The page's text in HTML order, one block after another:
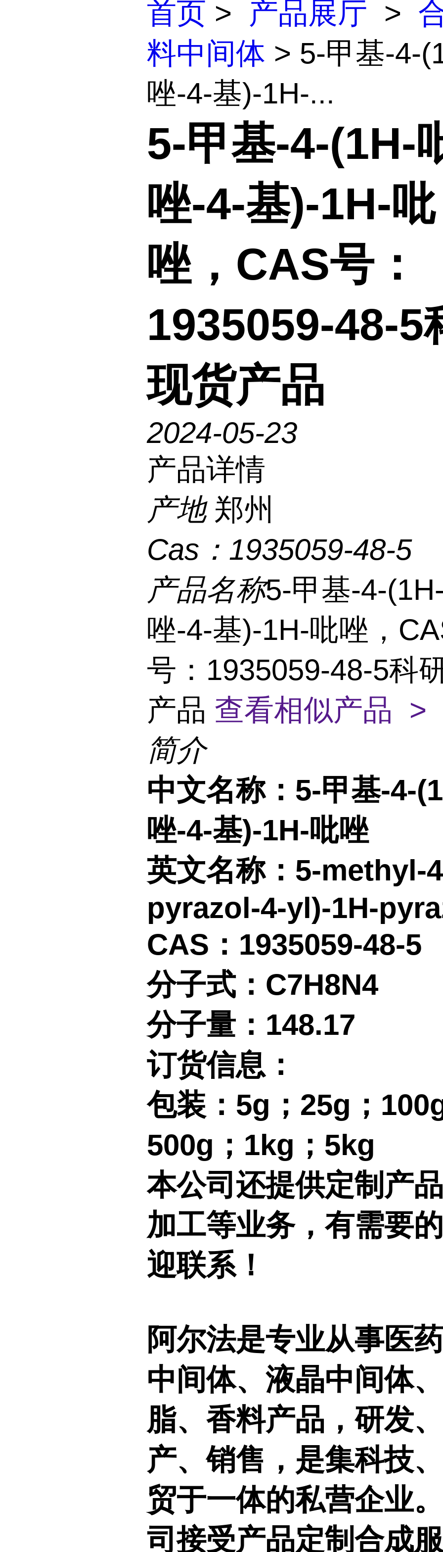
首页 > 产品展厅 >
料中间体 > 5-甲基-4-
唑-4-基)-1H-...
5-甲基-4-(1H-
唑-4-基)-1H-吡
唑，CAS号：
1935059-48-5
现货产品
2024-05-23
产品详情
产地 郑州
Cas： 1935059-48-5
产品名称5-甲基-4-
唑-4-基)-1H-吡唑，
号：1935059-48-5科
产品 查看相似产品 >
简介
中文名称： 5-甲基-4-
唑-4-基)-1H-吡唑
英文名称： 5-methyl-
pyrazol-4-yl)-1H-
CAS：1935059-48-5
分子式： C7H8N4
分子量： 148.17
订货信息：
包装： 5g；25g；
500g；1kg；5kg
本公司还提供定制产
加工等业务，有需要
迎联系！
阿尔法是专业从事医药
中间体、液晶中间体
脂、香料产品，研发
产、销售，是集科技
贸于一体的私营企业
司接受产品定制合成